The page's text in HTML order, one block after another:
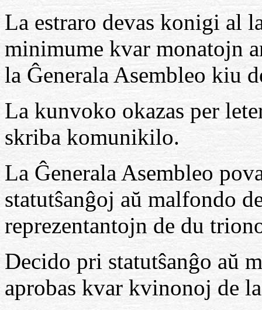
La estraro devas konigi al
minimume kvar monatojn
la Ĝenerala Asembleo kiu
La kunvoko okazas per
skriba komunikilo.
La Ĝenerala Asembleo
statutŝanĝoj aŭ malfondo
reprezentantojn de du
Decido pri statutŝanĝo aŭ
aprobas kvar kvinonoj de